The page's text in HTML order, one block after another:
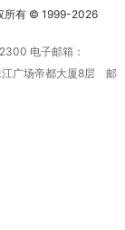
所有 © 1999-2026
电子邮箱：
江广场帝都大厦8层 邮